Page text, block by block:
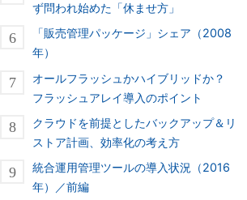
ず問われ始めた「休ませ方」
「販売管理パッケージ」シェア（2008
年）
オールフラッシュかハイブリッドか？
フラッシュアレイ導入のポイント
クラウドを前提としたバックアップ＆リ
ストア計画、効率化の考え方
統合運用管理ツールの導入状況（2016
年）／前編